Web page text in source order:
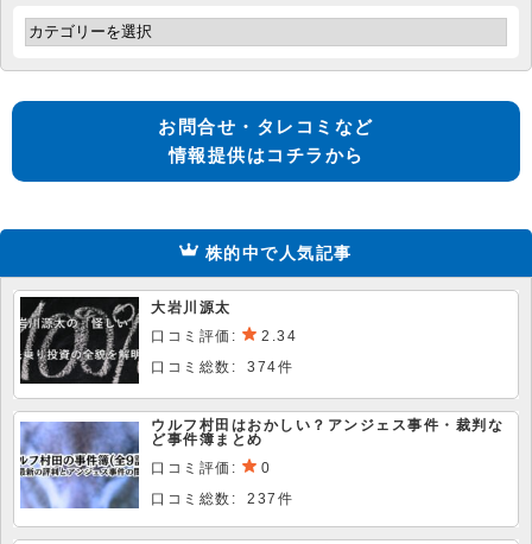
お問合せ・タレコミなど
情報提供はコチラから
株的中で人気記事
大岩川源太
口コミ評価:
2.34
口コミ総数: 374件
ウルフ村田はおかしい？アンジェス事件・裁判な
ど事件簿まとめ
口コミ評価:
0
口コミ総数: 237件